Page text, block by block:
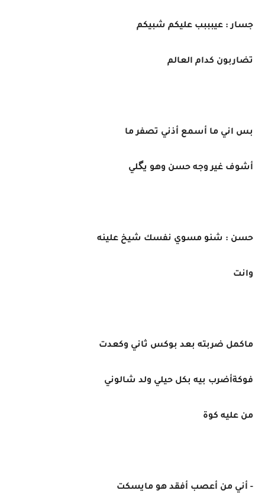
جسار : عيبببب عليكم شبيكم
تضاربون كدام العالم
بس اني ما أسمع أذني تصفر ما
أشوف غير وجه حسن وهو يگلي
حسن : شنو مسوي نفسك شيخ علينه
وانت
ماكمل ضربته بعد بوكس ثاني وكعدت
فوكةأضرب بيه بكل حيلي ولد شالوني
من عليه كوة
- أني من أعصب أفقد هو مايسكت